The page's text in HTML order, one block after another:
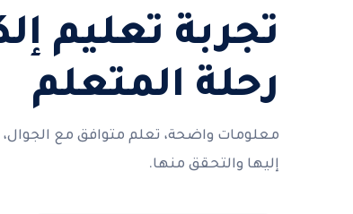
تجربة تعليم
رحلة المتعلم
معلومات واضحة، تعلم متوافق مع
إليها والتحقق منها.